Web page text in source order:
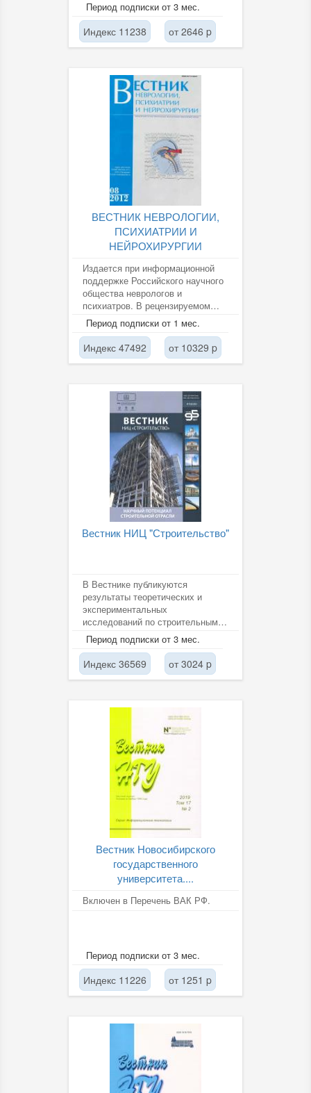
теоретических и практических ...
Период подписки от 3 мес.
Индекс 11238 от 2646 p
ВЕСТНИК НЕВРОЛОГИИ,
ПСИХИАТРИИ И
НЕЙРОХИРУРГИИ
Издается при информационной
поддержке Российского научного
общества неврологов и
психиатров. В рецензируемом
журнале представлены новые...
Период подписки от 1 мес.
Индекс 47492 от 10329 p
Вестник НИЦ "Строительство"
В Вестнике публикуются
результаты теоретических и
экспериментальных
исследований по строительным
материалам, конструкциям,
сооружениям, основаниям и...
Период подписки от 3 мес.
Индекс 36569 от 3024 p
Вестник Новосибирского
государственного
университета....
Включен в Перечень ВАК РФ.
Период подписки от 3 мес.
Индекс 11226 от 1251 p